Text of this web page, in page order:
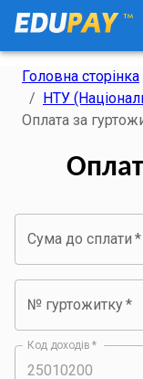
Головна сторінка
/ НТУ
Оплата за
Сума до сплати *
№ гуртожитку*
Код доходів *